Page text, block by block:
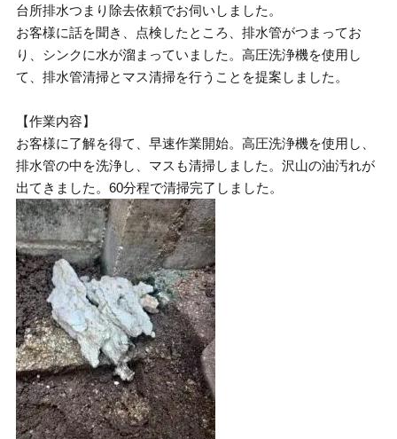
台所排水つまり除去依頼でお伺いしました。
お客様に話を聞き、点検したところ、排水管がつまってお
り、シンクに水が溜まっていました。高圧洗浄機を使用し
て、排水管清掃とマス清掃を行うことを提案しました。
【作業内容】
お客様に了解を得て、早速作業開始。高圧洗浄機を使用し、
排水管の中を洗浄し、マスも清掃しました。沢山の油汚れが
出てきました。60分程で清掃完了しました。